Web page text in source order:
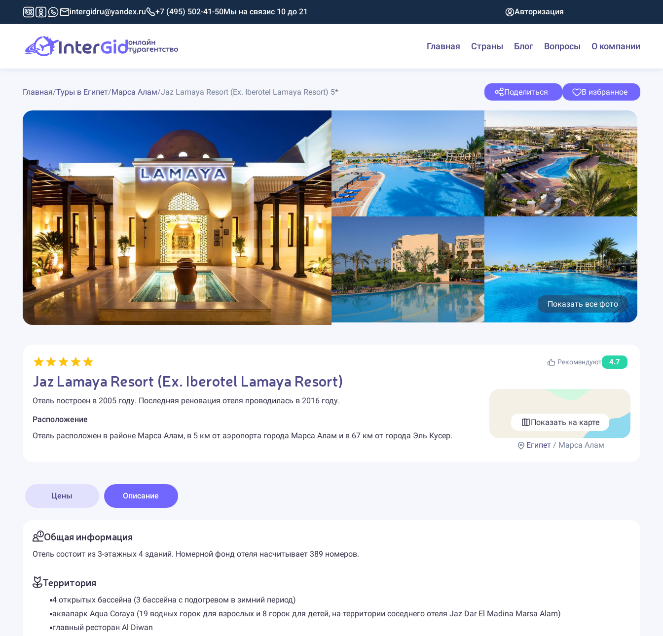
intergidru@yandex.ru +7 (495) 502-41-50Мы на связис 10 до 21 Авторизация
Главная Страны Блог Вопросы О компании
Главная/Туры в Египет/Марса Алам/Jaz Lamaya Resort (Ex. Iberotel Lamaya Resort) 5* Поделиться В избранное
Показать все фото
Рекомендуют 4.7
Jaz Lamaya Resort (Ex. Iberotel Lamaya Resort)
Отель построен в 2005 году. Последняя реновация отеля проводилась в 2016 году.
Расположение
Отель расположен в районе Марса Алам, в 5 км от аэропорта города Марса Алам и в 67 км от города Эль Кусер.
Показать на карте
Египет/ Марса Алам
Цены Описание
Общая информация
Отель состоит из 3-этажных 4 зданий. Номерной фонд отеля насчитывает 389 номеров.
Территория
4 открытых бассейна (3 бассейна с подогревом в зимний период)
аквапарк Aqua Coraya (19 водных горок для взрослых и 8 горок для детей, на территории соседнего отеля Jaz Dar El Madina Marsa Alam)
главный ресторан Al Diwan